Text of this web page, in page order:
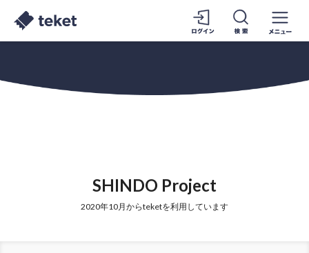
SHINDO Project
2020年10月からteketを利用しています